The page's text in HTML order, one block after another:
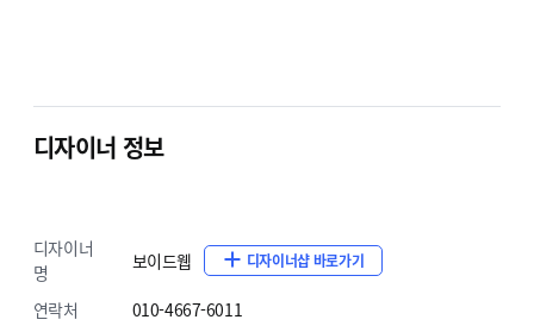
디자이너 정보
디자이너
명
보이드웹 디자이너샵 바로가기
연락처
010-4667-6011